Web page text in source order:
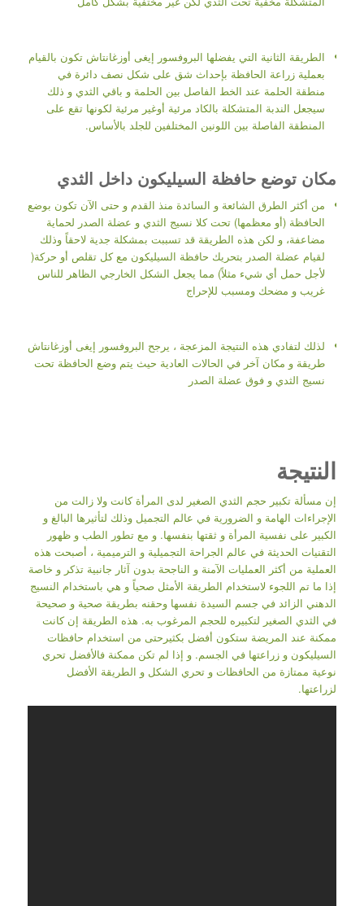
الطريقة الثانية التي يفضلها البروفسور إيغى أوزغانتاش تكون بالقيام
بعملية زراعة الحافظة بإحداث شق على شكل نصف دائرة في
منطقة الحلمة عند الخط الفاصل بين الحلمة و باقي الثدي و ذلك
سيجعل الندبة المتشكلة بالكاد مرئية أوغير مرئية لكونها تقع على
المنطقة الفاصلة بين اللونين المختلفين للجلد بالأساس.
مكان توضع حافظة السيليكون داخل الثدي
من أكثر الطرق الشائعة و السائدة منذ القدم و حتى الآن تكون بوضع
الحافظة (أو معظمها) تحت كلا نسيج الثدي و عضلة الصدر لحماية
مضاعفة، و لكن هذه الطريقة قد تسببت بمشكلة جدية لاحقاً وذلك
لقيام عضلة الصدر بتحريك حافظة السيليكون مع كل تقلص أو حركة(
لأجل حمل أي شيء مثلاً) مما يجعل الشكل الخارجي الظاهر للناس
غريب و مضحك ومسبب للإحراج
لذلك لتفادي هذه النتيجة المزعجة ، يرجح البروفسور إيغى أوزغانتاش
طريقة و مكان آخر في الحالات العادية حيث يتم وضع الحافظة تحت
نسيج الثدي و فوق عضلة الصدر
النتيجة
إن مسألة تكبير حجم الثدي الصغير لدى المرأة كانت ولا زالت من
الإجراءات الهامة و الضرورية في عالم التجميل وذلك لتأثيرها البالغ و
الكبير على نفسية المرأة و ثقتها بنفسها. و مع تطور الطب و ظهور
التقنيات الحديثة في عالم الجراحة التجميلية و الترميمية ، أصبحت هذه
العملية من أكثر العمليات الآمنة و الناجحة بدون آثار جانبية تذكر و خاصة
إذا ما تم اللجوء لاستخدام الطريقة الأمثل صحياً و هي باستخدام النسيج
الدهني الزائد في جسم السيدة نفسها وحقنه بطريقة صحية و صحيحة
في الثدي الصغير لتكبيره للحجم المرغوب به. هذه الطريقة إن كانت
ممكنة عند المريضة ستكون أفضل بكثيرحتى من استخدام حافظات
السيليكون و زراعتها في الجسم. و إذا لم تكن ممكنة فالأفضل تحري
نوعية ممتازة من الحافظات و تحري الشكل و الطريقة الأفضل
لزراعتها.